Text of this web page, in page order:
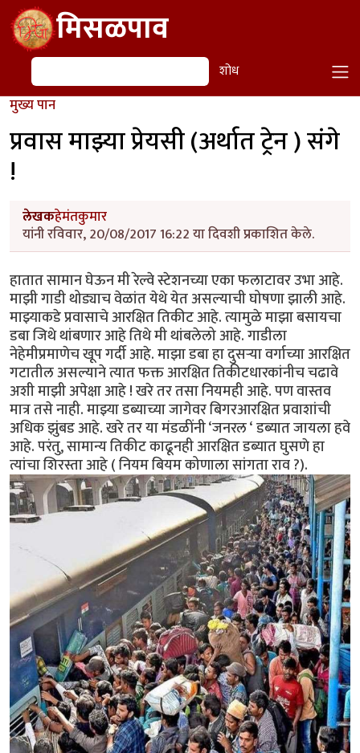
Skip to main contentमिसळपाव
शोध शोध
मुख्य पान
प्रवास माझ्या प्रेयसी (अर्थात ट्रेन ) संगे
!
लेखकहेमंतकुमार
यांनी रविवार, 20/08/2017 16:22 या दिवशी प्रकाशित केले.
हातात सामान घेऊन मी रेल्वे स्टेशनच्या एका फलाटावर उभा आहे.
माझी गाडी थोड्याच वेळांत येथे येत असल्याची घोषणा झाली आहे.
माझ्याकडे प्रवासाचे आरक्षित तिकीट आहे. त्यामुळे माझा बसायचा
डबा जिथे थांबणार आहे तिथे मी थांबलेलो आहे. गाडीला
नेहेमीप्रमाणेच खूप गर्दी आहे. माझा डबा हा दुसऱ्या वर्गाच्या आरक्षित
गटातील असल्याने त्यात फक्त आरक्षित तिकीटधारकांनीच चढावे
अशी माझी अपेक्षा आहे ! खरे तर तसा नियमही आहे. पण वास्तव
मात्र तसे नाही. माझ्या डब्याच्या जागेवर बिगरआरक्षित प्रवाशांची
अधिक झुंबड आहे. खरे तर या मंडळींनी ‘जनरल ‘ डब्यात जायला हवे
आहे. परंतु, सामान्य तिकीट काढूनही आरक्षित डब्यात घुसणे हा
त्यांचा शिरस्ता आहे ( नियम बियम कोणाला सांगता राव ?).